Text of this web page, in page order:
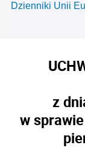
Dzienniki Unii
z
w